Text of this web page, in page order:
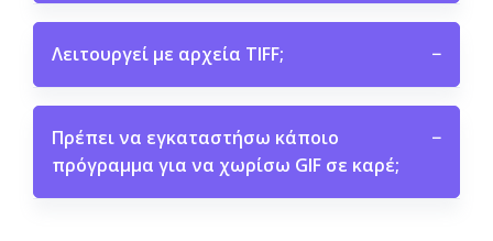
Λειτουργεί με αρχεία TIFF; −
Πρέπει να εγκαταστήσω κάποιο
πρόγραμμα για να χωρίσω GIF σε καρέ;
−